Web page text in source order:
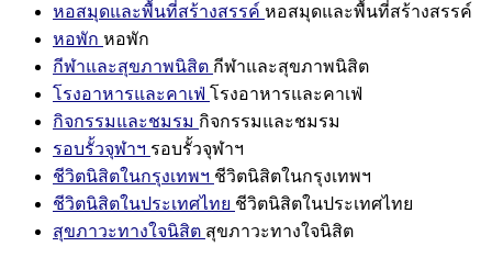
หอสมุดและพื้นที่สร้างสรรค์ หอสมุดและพื้นที่สร้างสรรค์
หอพัก หอพัก
กีฬาและสุขภาพนิสิต กีฬาและสุขภาพนิสิต
โรงอาหารและคาเฟ่ โรงอาหารและคาเฟ่
กิจกรรมและชมรม กิจกรรมและชมรม
รอบรั้วจุฬาฯ รอบรั้วจุฬาฯ
ชีวิตนิสิตในกรุงเทพฯ ชีวิตนิสิตในกรุงเทพฯ
ชีวิตนิสิตในประเทศไทย ชีวิตนิสิตในประเทศไทย
สุขภาวะทางใจนิสิต สุขภาวะทางใจนิสิต